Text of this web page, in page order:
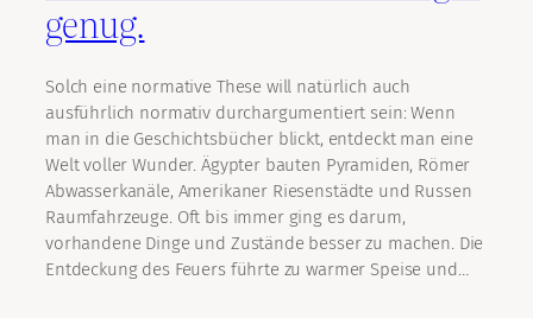
genug.
Solch eine normative These will natürlich auch
ausführlich normativ durchargumentiert sein: Wenn
man in die Geschichtsbücher blickt, entdeckt man eine
Welt voller Wunder. Ägypter bauten Pyramiden, Römer
Abwasserkanäle, Amerikaner Riesenstädte und Russen
Raumfahrzeuge. Oft bis immer ging es darum,
vorhandene Dinge und Zustände besser zu machen. Die
Entdeckung des Feuers führte zu warmer Speise und…